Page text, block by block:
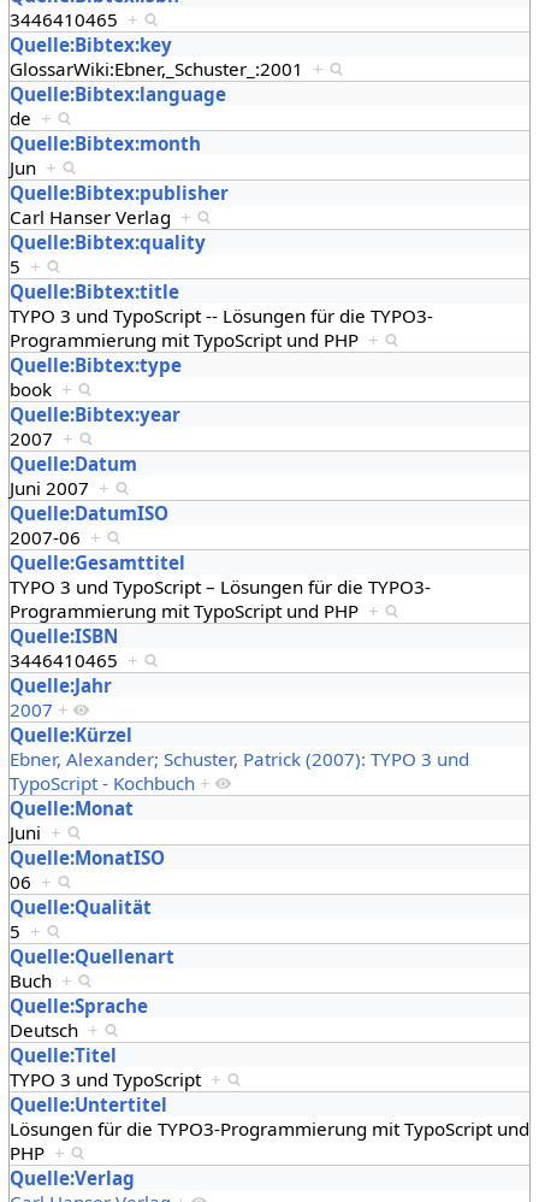
3446410465 +
Quelle:Bibtex:key
GlossarWiki:Ebner,_Schuster_:2001 +
Quelle:Bibtex:language
de +
Quelle:Bibtex:month
Jun +
Quelle:Bibtex:publisher
Carl Hanser Verlag +
Quelle:Bibtex:quality
5 +
Quelle:Bibtex:title
TYPO 3 und TypoScript -- Lösungen für die TYPO3-
Programmierung mit TypoScript und PHP +
Quelle:Bibtex:type
book +
Quelle:Bibtex:year
2007 +
Quelle:Datum
Juni 2007 +
Quelle:DatumISO
2007-06 +
Quelle:Gesamttitel
TYPO 3 und TypoScript – Lösungen für die TYPO3-
Programmierung mit TypoScript und PHP +
Quelle:ISBN
3446410465 +
Quelle:Jahr
2007 +
Quelle:Kürzel
Ebner, Alexander; Schuster, Patrick (2007): TYPO 3 und
TypoScript - Kochbuch +
Quelle:Monat
Juni +
Quelle:MonatISO
06 +
Quelle:Qualität
5 +
Quelle:Quellenart
Buch +
Quelle:Sprache
Deutsch +
Quelle:Titel
TYPO 3 und TypoScript +
Quelle:Untertitel
Lösungen für die TYPO3-Programmierung mit TypoScript und
PHP +
Quelle:Verlag